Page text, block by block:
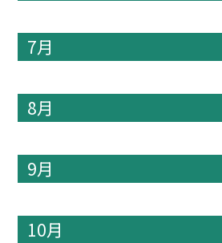
7月
8月
9月
10月